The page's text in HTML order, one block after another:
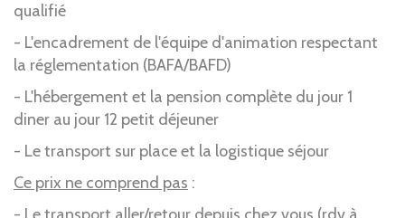
qualifié
- L'encadrement de l'équipe d'animation respectant
la réglementation (BAFA/BAFD)
- L'hébergement et la pension complète du jour 1
diner au jour 12 petit déjeuner
- Le transport sur place et la logistique séjour
Ce prix ne comprend pas :